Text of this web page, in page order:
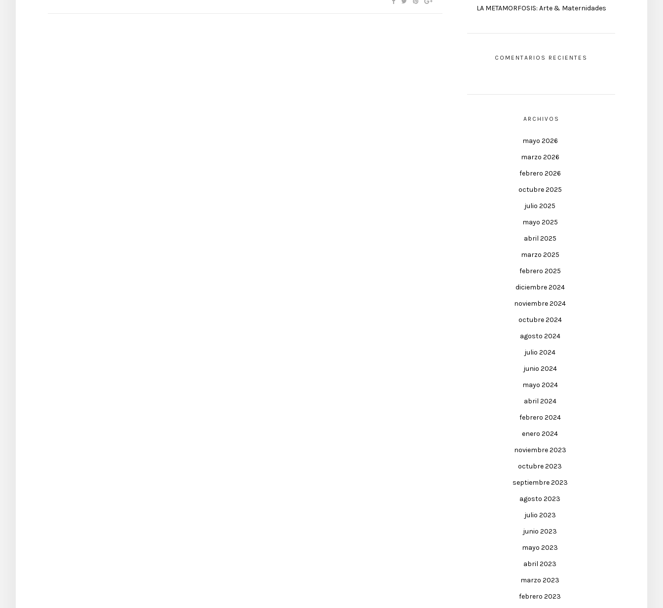
LA METAMORFOSIS: Arte & Maternidades
COMENTARIOS RECIENTES
ARCHIVOS
mayo 2026
marzo 2026
febrero 2026
octubre 2025
julio 2025
mayo 2025
abril 2025
marzo 2025
febrero 2025
diciembre 2024
noviembre 2024
octubre 2024
agosto 2024
julio 2024
junio 2024
mayo 2024
abril 2024
febrero 2024
enero 2024
noviembre 2023
octubre 2023
septiembre 2023
agosto 2023
julio 2023
junio 2023
mayo 2023
abril 2023
marzo 2023
febrero 2023